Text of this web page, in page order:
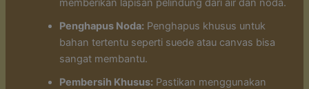
memberikan lapisan pelindung dari air dan noda.
Penghapus Noda: Penghapus khusus untuk
bahan tertentu seperti suede atau canvas bisa
sangat membantu.
Pembersih Khusus: Pastikan menggunakan